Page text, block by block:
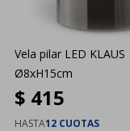
Vela pilar LED KLAUS
Ø8xH15cm
$ 415
HASTA12 CUOTAS